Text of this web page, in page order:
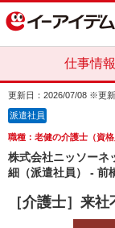
仕事情報
更新日：2026/07/08 ※更
派遣社員
職種：老健の介護士（資格
株式会社ニッソーネ
細（派遣社員） - 前
［介護士］来